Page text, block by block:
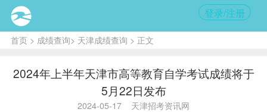
登录/注册
首页> 成绩查询> 天津成绩查询 > 正文
2024年上半年天津市高等教育自学考试成绩将于
5月22日发布
2024-05-17 天津招考资讯网